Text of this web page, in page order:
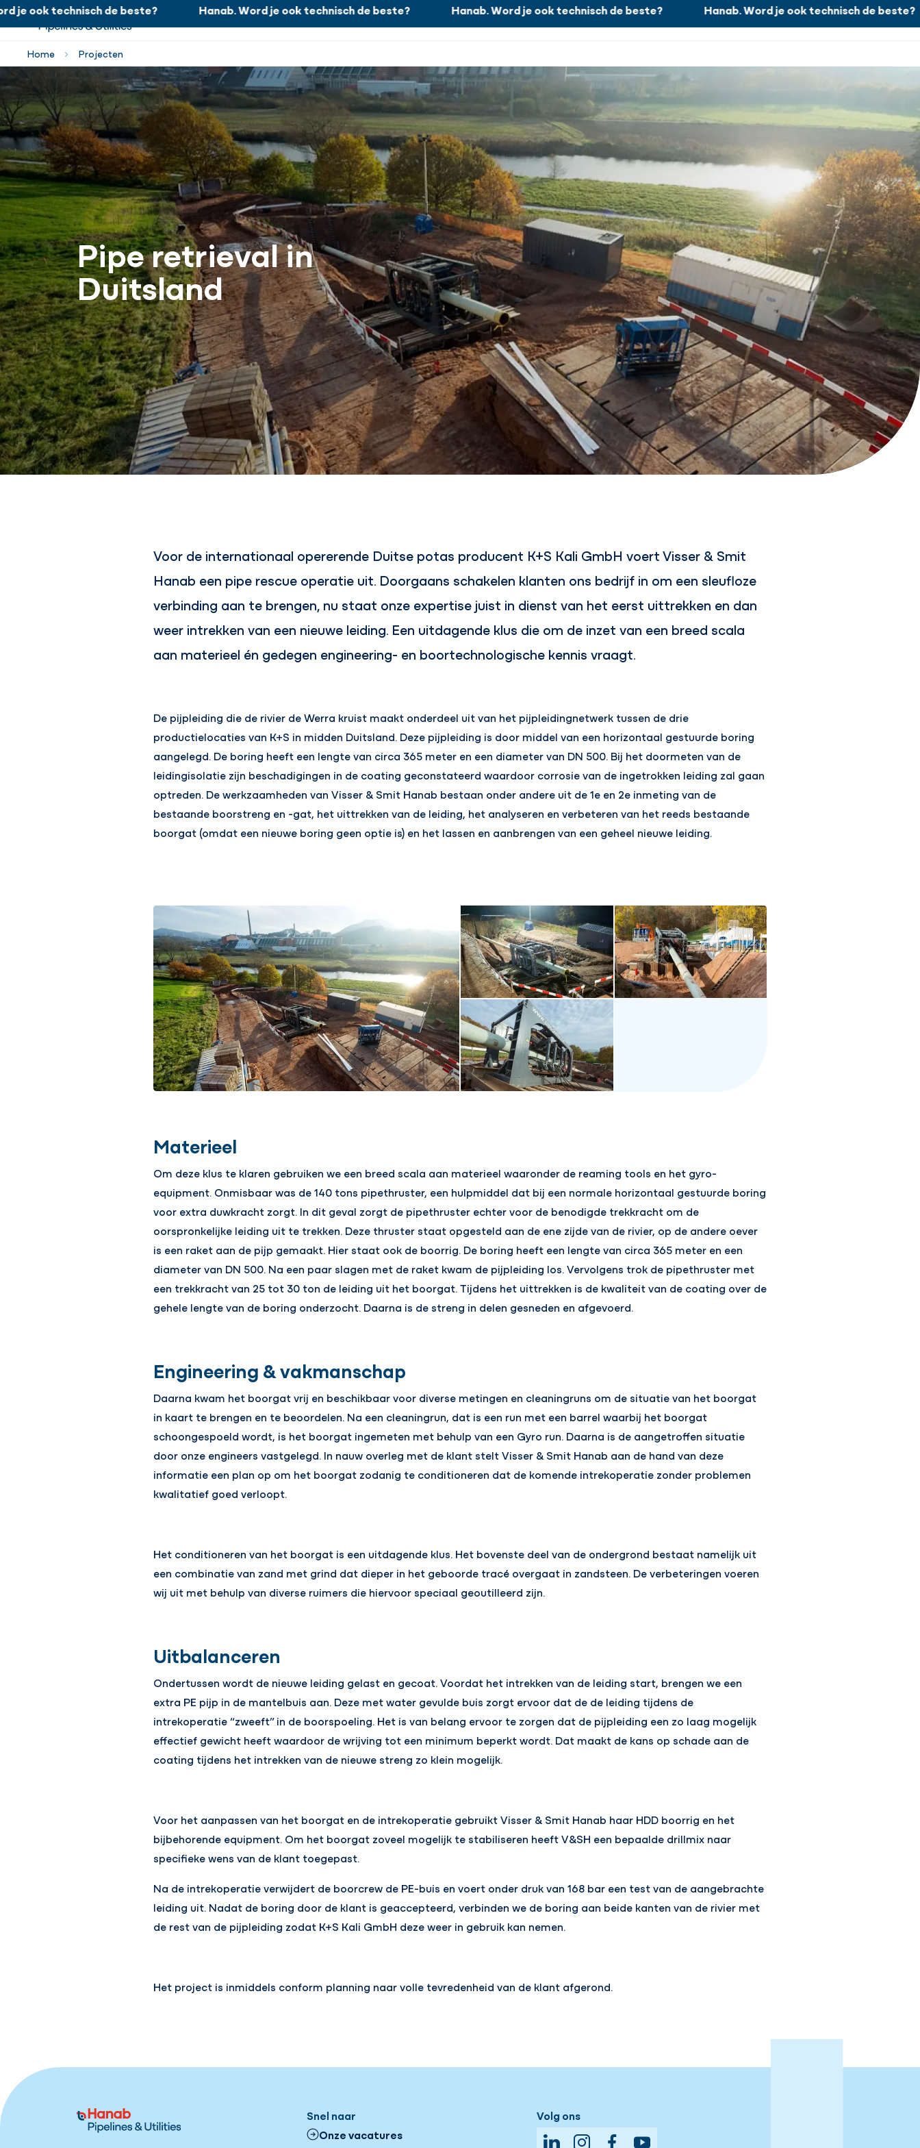
Hanab. Word je ook technisch de beste?
ook technisch de beste? Hanab. Word je ook technisch de beste? Hanab. Word je ook technisch de beste? Hanab. Word je ook technisch de beste?
Contact Werken bij Zoeken
Home Projecten
Pipe retrieval in
Duitsland
Voor de internationaal opererende Duitse potas producent K+S Kali GmbH voert Visser & Smit
Hanab een pipe rescue operatie uit. Doorgaans schakelen klanten ons bedrijf in om een sleufloze
verbinding aan te brengen, nu staat onze expertise juist in dienst van het eerst uittrekken en dan
weer intrekken van een nieuwe leiding. Een uitdagende klus die om de inzet van een breed scala
aan materieel én gedegen engineering- en boortechnologische kennis vraagt.
De pijpleiding die de rivier de Werra kruist maakt onderdeel uit van het pijpleidingnetwerk tussen de drie
productielocaties van K+S in midden Duitsland. Deze pijpleiding is door middel van een horizontaal gestuurde boring
aangelegd. De boring heeft een lengte van circa 365 meter en een diameter van DN 500. Bij het doormeten van de
leidingisolatie zijn beschadigingen in de coating geconstateerd waardoor corrosie van de ingetrokken leiding zal gaan
optreden. De werkzaamheden van Visser & Smit Hanab bestaan onder andere uit de 1e en 2e inmeting van de
bestaande boorstreng en -gat, het uittrekken van de leiding, het analyseren en verbeteren van het reeds bestaande
boorgat (omdat een nieuwe boring geen optie is) en het lassen en aanbrengen van een geheel nieuwe leiding.
Materieel
Om deze klus te klaren gebruiken we een breed scala aan materieel waaronder de reaming tools en het gyro-
equipment. Onmisbaar was de 140 tons pipethruster, een hulpmiddel dat bij een normale horizontaal gestuurde boring
voor extra duwkracht zorgt. In dit geval zorgt de pipethruster echter voor de benodigde trekkracht om de
oorspronkelijke leiding uit te trekken. Deze thruster staat opgesteld aan de ene zijde van de rivier, op de andere oever
is een raket aan de pijp gemaakt. Hier staat ook de boorrig. De boring heeft een lengte van circa 365 meter en een
diameter van DN 500. Na een paar slagen met de raket kwam de pijpleiding los. Vervolgens trok de pipethruster met
een trekkracht van 25 tot 30 ton de leiding uit het boorgat. Tijdens het uittrekken is de kwaliteit van de coating over de
gehele lengte van de boring onderzocht. Daarna is de streng in delen gesneden en afgevoerd.
Engineering & vakmanschap
Daarna kwam het boorgat vrij en beschikbaar voor diverse metingen en cleaningruns om de situatie van het boorgat
in kaart te brengen en te beoordelen. Na een cleaningrun, dat is een run met een barrel waarbij het boorgat
schoongespoeld wordt, is het boorgat ingemeten met behulp van een Gyro run. Daarna is de aangetroffen situatie
door onze engineers vastgelegd. In nauw overleg met de klant stelt Visser & Smit Hanab aan de hand van deze
informatie een plan op om het boorgat zodanig te conditioneren dat de komende intrekoperatie zonder problemen
kwalitatief goed verloopt.
Het conditioneren van het boorgat is een uitdagende klus. Het bovenste deel van de ondergrond bestaat namelijk uit
een combinatie van zand met grind dat dieper in het geboorde tracé overgaat in zandsteen. De verbeteringen voeren
wij uit met behulp van diverse ruimers die hiervoor speciaal geoutilleerd zijn.
Uitbalanceren
Ondertussen wordt de nieuwe leiding gelast en gecoat. Voordat het intrekken van de leiding start, brengen we een
extra PE pijp in de mantelbuis aan. Deze met water gevulde buis zorgt ervoor dat de de leiding tijdens de
intrekoperatie “zweeft” in de boorspoeling. Het is van belang ervoor te zorgen dat de pijpleiding een zo laag mogelijk
effectief gewicht heeft waardoor de wrijving tot een minimum beperkt wordt. Dat maakt de kans op schade aan de
coating tijdens het intrekken van de nieuwe streng zo klein mogelijk.
Voor het aanpassen van het boorgat en de intrekoperatie gebruikt Visser & Smit Hanab haar HDD boorrig en het
bijbehorende equipment. Om het boorgat zoveel mogelijk te stabiliseren heeft V&SH een bepaalde drillmix naar
specifieke wens van de klant toegepast.
Na de intrekoperatie verwijdert de boorcrew de PE-buis en voert onder druk van 168 bar een test van de aangebrachte
leiding uit. Nadat de boring door de klant is geaccepteerd, verbinden we de boring aan beide kanten van de rivier met
de rest van de pijpleiding zodat K+S Kali GmbH deze weer in gebruik kan nemen.
Het project is inmiddels conform planning naar volle tevredenheid van de klant afgerond.
Snel naar
Onze vacatures
Volg ons